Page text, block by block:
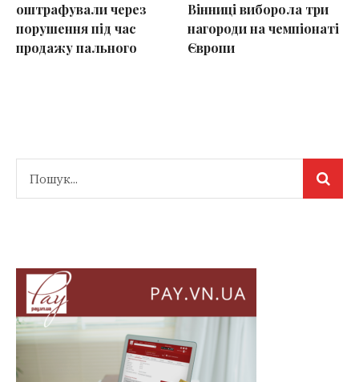
оштрафували через
порушення під час
продажу пального
Вінниці виборола три
нагороди на чемпіонаті
Європи